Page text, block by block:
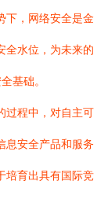
下，网络安全是金
全水位，为未来的
基础。
过程中，对自主可
息安全产品和服务
培育出具有国际竞